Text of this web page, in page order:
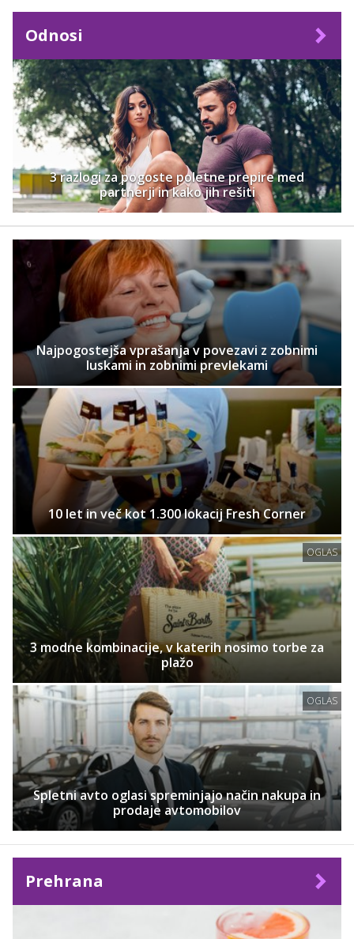
Odnosi
3 razlogi za pogoste poletne prepire med
partnerji in kako jih rešiti
Najpogostejša vprašanja v povezavi z zobnimi
luskami in zobnimi prevlekami
10 let in več kot 1.300 lokacij Fresh Corner
OGLAS
3 modne kombinacije, v katerih nosimo torbe za
plažo
OGLAS
Spletni avto oglasi spreminjajo način nakupa in
prodaje avtomobilov
Prehrana